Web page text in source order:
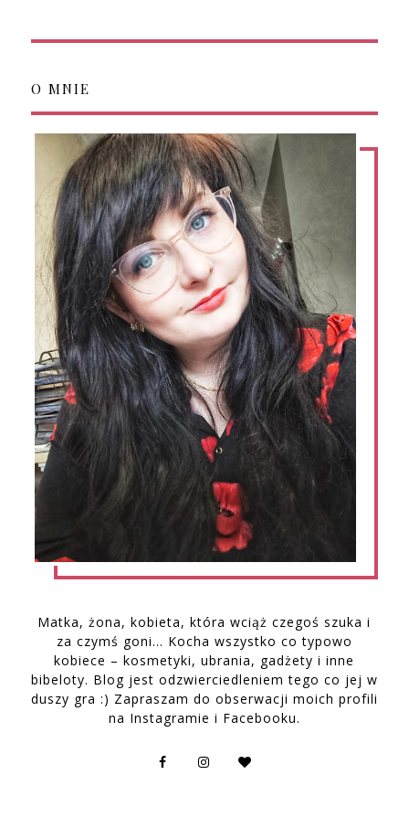
O MNIE
Matka, żona, kobieta, która wciąż czegoś szuka i
za czymś goni… Kocha wszystko co typowo
kobiece – kosmetyki, ubrania, gadżety i inne
bibeloty. Blog jest odzwierciedleniem tego co jej w
duszy gra :) Zapraszam do obserwacji moich profili
na Instagramie i Facebooku.